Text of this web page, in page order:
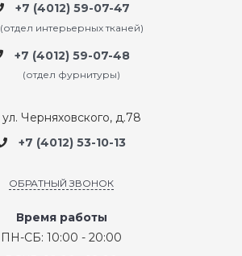
+7 (4012) 59-07-47
(отдел интерьерных тканей)
+7 (4012) 59-07-48
(отдел фурнитуры)
ул. Черняховского, д.78
+7 (4012) 53-10-13
ОБРАТНЫЙ ЗВОНОК
Время работы
ПН-СБ: 10:00 - 20:00